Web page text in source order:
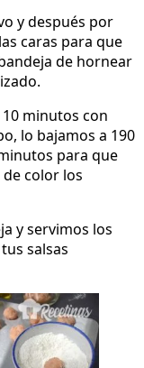
y después por
caras para que
de hornear
minutos con
lo bajamos a 190
para que
color los
y servimos los
salsas